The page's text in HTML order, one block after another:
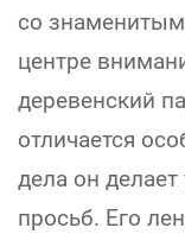
со
центре
деревенский
отличается
дела он
просьб. Его